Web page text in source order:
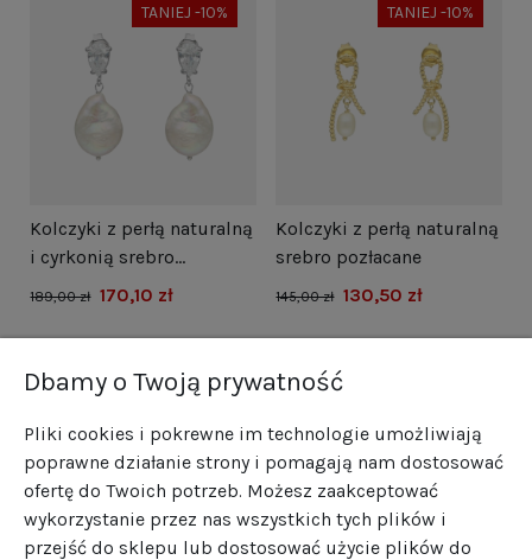
TANIEJ -10%
Kolczyki z perłą naturalną
i cyrkonią srebro
rodowane
189,00 zł 170,10 zł
TANIEJ -10%
Kolczyki z perłą naturalną
srebro pozłacane
145,00 zł 130,50 zł
Dbamy o Twoją prywatność
Pliki cookies i pokrewne im technologie umożliwiają
poprawne działanie strony i pomagają nam dostosować
ofertę do Twoich potrzeb. Możesz zaakceptować
wykorzystanie przez nas wszystkich tych plików i
przejść do sklepu lub dostosować użycie plików do